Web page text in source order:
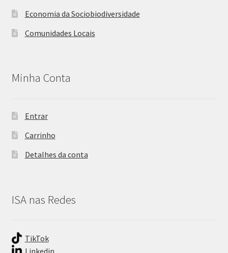
Economia da Sociobiodiversidade
Comunidades Locais
Minha Conta
Entrar
Carrinho
Detalhes da conta
ISA nas Redes
TikTok
Linkedin